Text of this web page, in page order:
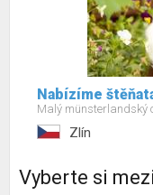
Nabízíme
Malý münsterlandský
Zlín
Vyberte si